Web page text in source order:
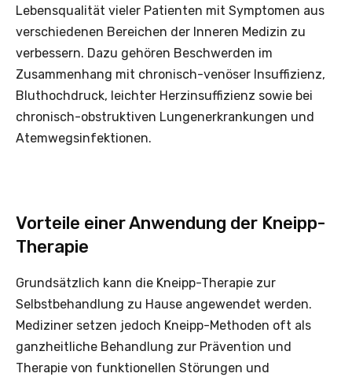
Lebensqualität vieler Patienten mit Symptomen aus
verschiedenen Bereichen der Inneren Medizin zu
verbessern. Dazu gehören Beschwerden im
Zusammenhang mit chronisch-venöser Insuffizienz,
Bluthochdruck, leichter Herzinsuffizienz sowie bei
chronisch-obstruktiven Lungenerkrankungen und
Atemwegsinfektionen.
Vorteile einer Anwendung der Kneipp-
Therapie
Grundsätzlich kann die Kneipp-Therapie zur
Selbstbehandlung zu Hause angewendet werden.
Mediziner setzen jedoch Kneipp-Methoden oft als
ganzheitliche Behandlung zur Prävention und
Therapie von funktionellen Störungen und